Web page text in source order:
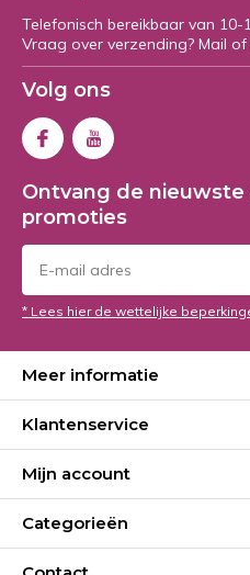
Telefonisch bereikbaar van 10-
Vraag over verzending? Mail
Volg ons
Ontvang de
promoties
* Lees hier de wettelijke
Meer informatie
Klantenservice
Mijn account
Categorieën